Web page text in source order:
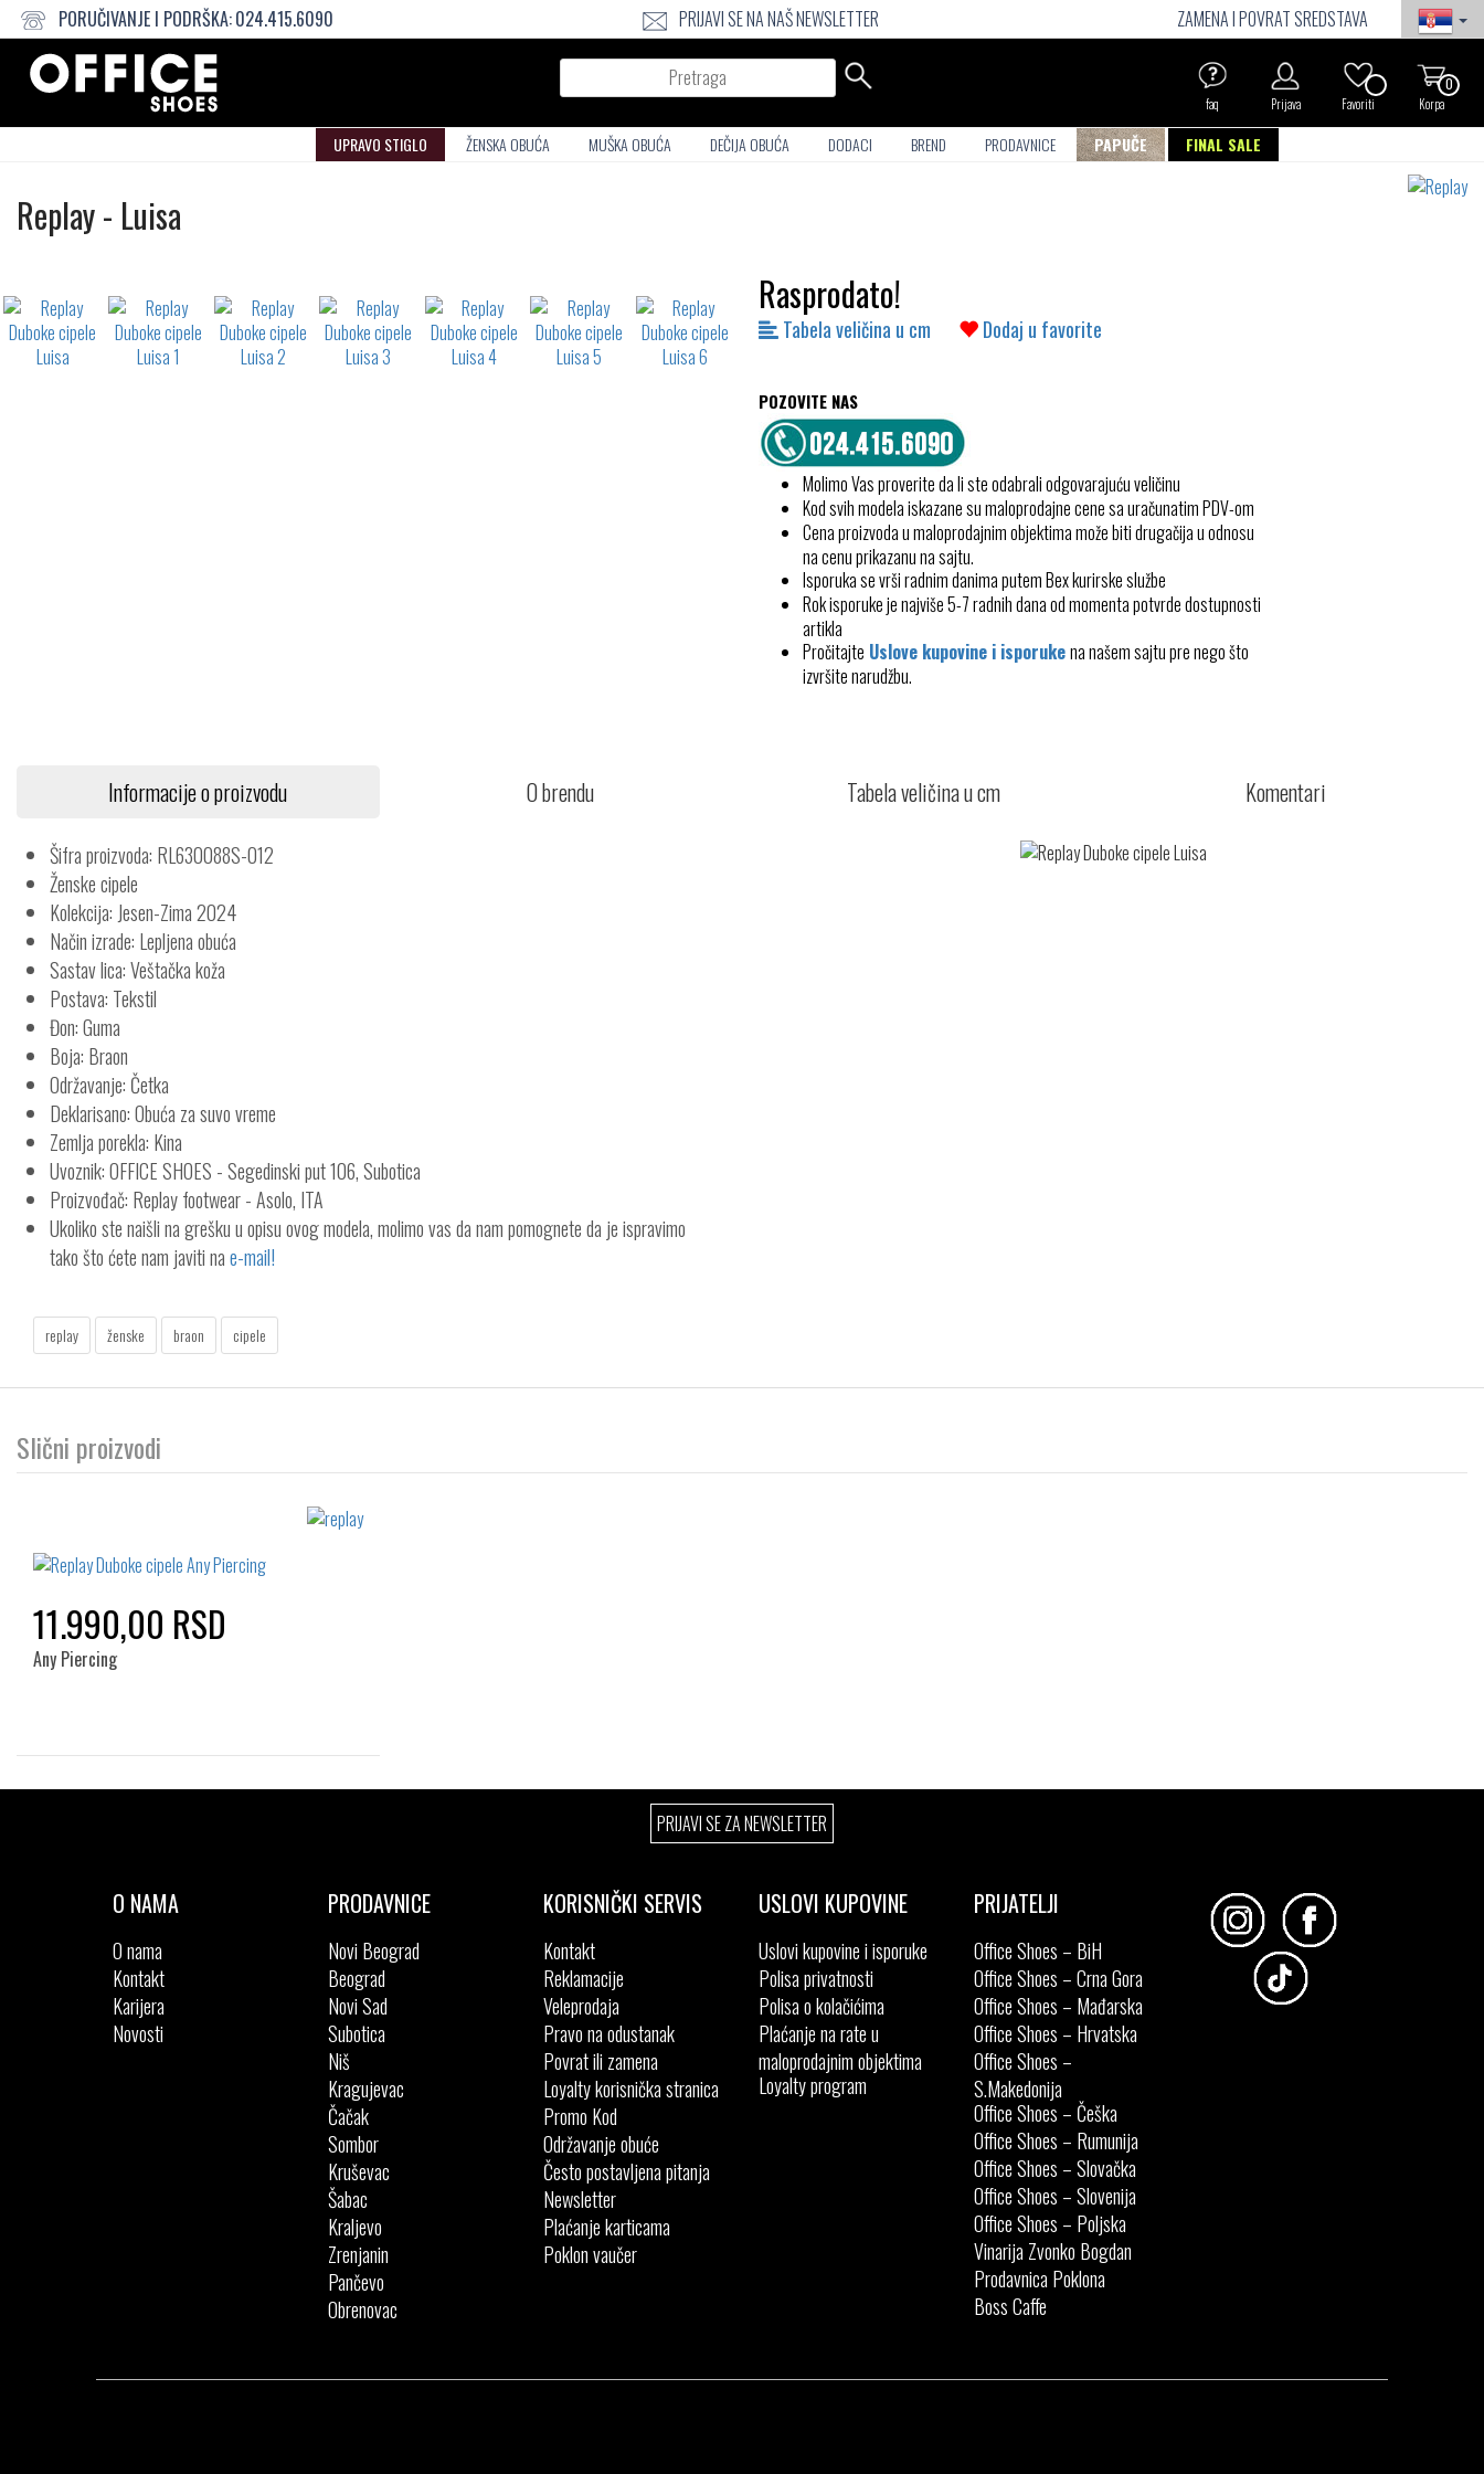
PORUČIVANJE I PODRŠKA:024.415.6090 PRIJAVI SE NA NAŠ NEWSLETTER
ZAMENA I POVRAT SREDSTAVA
Pretraga
0
Korpa
Favoriti
Prijava
faq
UPRAVO STIGLO ŽENSKA OBUĆA MUŠKA OBUĆA DEČIJA OBUĆA DODACI BREND PRODAVNICE PAPUČE FINAL SALE
ReplayDuboke
- Luisa
waterrepellent Rasprodato!
Tabela veličina u cm Dodaj u favorite
POZOVITE NAS
Molimo Vas proverite da li ste odabrali odgovarajuću veličinu
Kod svih modela iskazane su maloprodajne cene sa uračunatim PDV-om
Cena proizvoda u maloprodajnim objektima može biti drugačija u odnosu
na cenu prikazanu na sajtu.
Isporuka se vrši radnim danima putem Bex kurirske službe
Rok isporuke je najviše 5-7 radnih dana od momenta potvrde dostupnosti
artikla
Pročitajte Uslove kupovine i isporukena našem sajtu pre nego što
izvršite narudžbu.
Informacije o proizvodu O brendu Tabela veličina u cm Komentari
Šifra proizvoda: RL630088S-012
Ženske cipele
Kolekcija: Jesen-Zima 2024
Način izrade: Lepljena obuća
Sastav lica: Veštačka koža
Postava: Tekstil
Đon: Guma
Boja: Braon
Održavanje: Četka
Deklarisano: Obuća za suvo vreme
Zemlja porekla: Kina
Uvoznik: OFFICE SHOES - Segedinski put 106, Subotica
Proizvođač: Replay footwear - Asolo, ITA
Ukoliko ste naišli na grešku u opisu ovog modela, molimo vas da nam pomognete da je ispravimo
tako što ćete nam javiti nae-mail!
replay ženske braon cipele
Slični proizvodi
Izaberi željeni broj:
11.990,00 RSD
Any Piercing
PRIJAVI SE ZA NEWSLETTER
O NAMA
O nama
Kontakt
Karijera
Novosti
PRODAVNICE
Novi Beograd
Beograd
Novi Sad
Subotica
Niš
Kragujevac
Čačak
Sombor
Kruševac
Šabac
Kraljevo
Zrenjanin
Pančevo
Obrenovac
KORISNIČKI SERVIS
Kontakt
Reklamacije
Veleprodaja
Pravo na odustanak
Povrat ili zamena
Loyalty korisnička stranica
Promo Kod
Održavanje obuće
Često postavljena pitanja
Newsletter
Plaćanje karticama
Poklon vaučer
USLOVI KUPOVINE
Uslovi kupovine i isporuke
Polisa privatnosti
Polisa o kolačićima
Plaćanje na rate u
maloprodajnim objektima
Loyalty program
PRIJATELJI
Office Shoes – BiH
Office Shoes – Crna Gora
Office Shoes – Mađarska
Office Shoes – Hrvatska
Office Shoes –
S.Makedonija
Office Shoes – Češka
Office Shoes – Rumunija
Office Shoes – Slovačka
Office Shoes – Slovenija
Office Shoes – Poljska
Vinarija Zvonko Bogdan
Prodavnica Poklona
Boss Caffe